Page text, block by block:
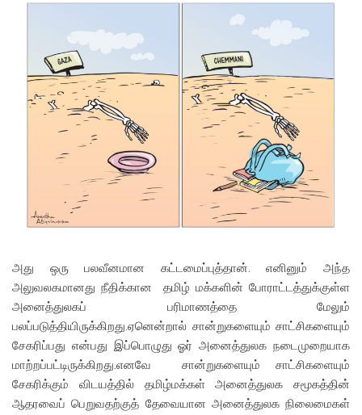
அது ஒரு பலவீனமான கட்டமைப்புத்தான். எனினும் அந்த
அலுவலகமானது நீதிக்கான தமிழ் மக்களின் போராட்டத்துக்குள்ள
அனைத்துலகப் பரிமாணத்தை மேலும்
பலப்படுத்தியிருக்கிறது.ஏனென்றால் சான்றுகளையும் சாட்சிகளையும்
சேகரிப்பது என்பது இப்பொழுது ஓர் அனைத்துலக நடைமுறையாக
மாற்றப்பட்டிருக்கிறது.எனவே சான்றுகளையும் சாட்சிகளையும்
சேகரிக்கும் விடயத்தில் தமிழ்மக்கள் அனைத்துலக சமூகத்தின்
ஆதரவைப் பெறுவதற்குத் தேவையான அனைத்துலக நிலைமைகள்